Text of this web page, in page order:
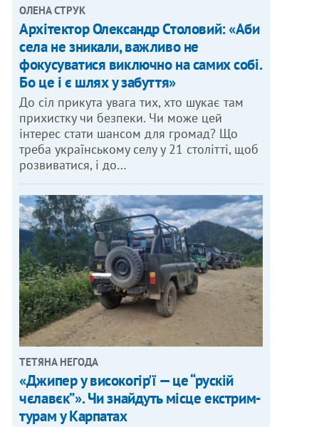
ОЛЕНА СТРУК
Архітектор Олександр Столовий: «Аби
села не зникали, важливо не
фокусуватися виключно на самих собі.
Бо це і є шлях у забуття»
До сіл прикута увага тих, хто шукає там
прихистку чи безпеки. Чи може цей
інтерес стати шансом для громад? Що
треба українському селу у 21 столітті, щоб
розвиватися, і до…
ТЕТЯНА НЕГОДА
«Джипер у високогір'ї — це “рускій
чєлавєк”». Чи знайдуть місце екстрим-
турам у Карпатах